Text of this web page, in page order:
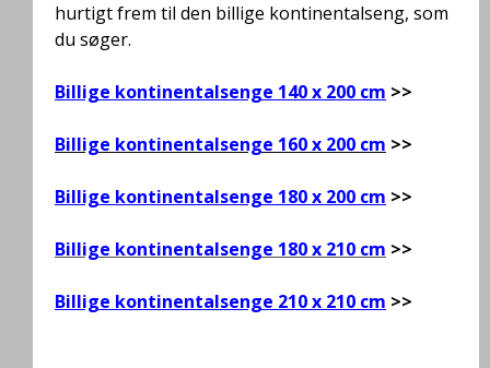
hurtigt frem til den billige kontinentalseng, som
du søger.
Billige kontinentalsenge 140 x 200 cm >>
Billige kontinentalsenge 160 x 200 cm >>
Billige kontinentalsenge 180 x 200 cm >>
Billige kontinentalsenge 180 x 210 cm >>
Billige kontinentalsenge 210 x 210 cm >>